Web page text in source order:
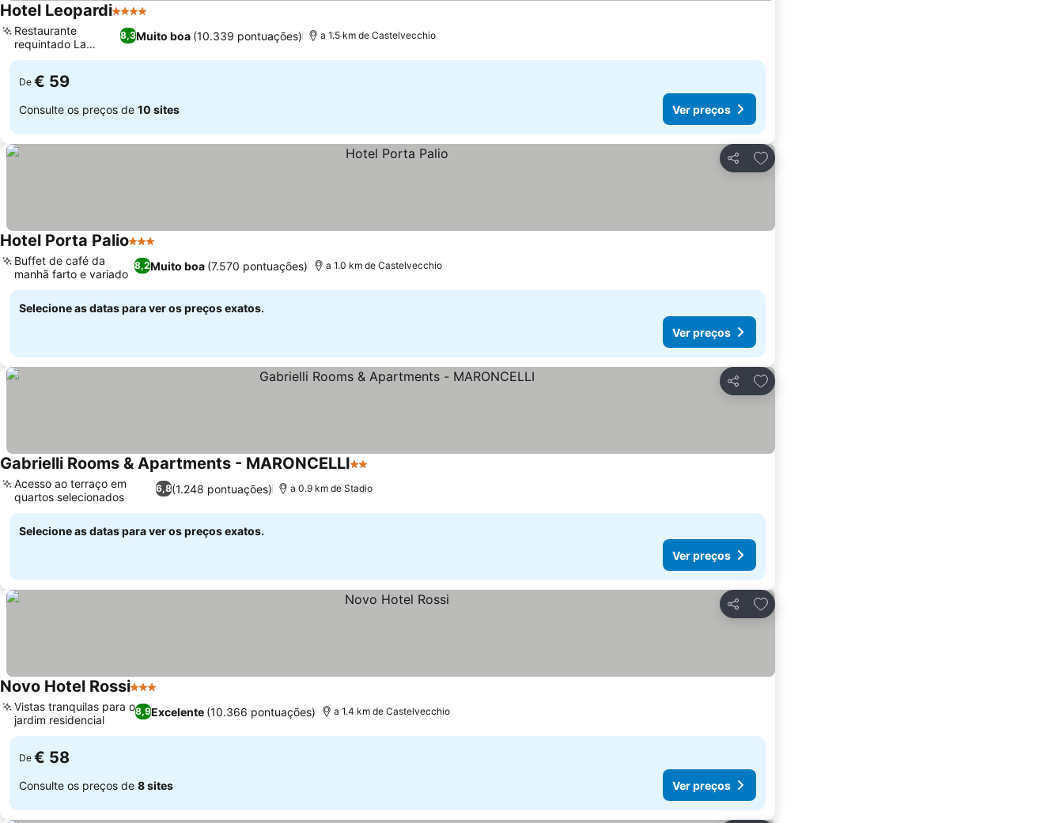
Hotel Leopardi4 Estrelas
8,3Muito boa (10.339 pontuações)
Restaurante
requintado La
Ginestra
a 1.5 km de Castelvecchio
De € 59
Consulte os preços de 10 sites Ver preços
Partilhar
Adicionar aos favoritos
Hotel Porta Palio3 Estrelas
8,2Muito boa (7.570 pontuações)
Buffet de café da
manhã farto e variado
a 1.0 km de Castelvecchio
Selecione as datas para ver os preços exatos.
Ver preços
Partilhar
Adicionar aos favoritos
Gabrielli Rooms & Apartments - MARONCELLI2 Estrelas
6,8(1.248 pontuações)
Acesso ao terraço em
quartos selecionados
a 0.9 km de Stadio
Selecione as datas para ver os preços exatos.
Ver preços
Partilhar
Adicionar aos favoritos
Novo Hotel Rossi3 Estrelas
8,9Excelente (10.366 pontuações)
Vistas tranquilas para o
jardim residencial
a 1.4 km de Castelvecchio
De € 58
Consulte os preços de 8 sites Ver preços